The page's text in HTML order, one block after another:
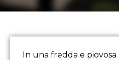
In una fredda e